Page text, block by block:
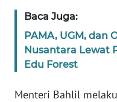
Baca Juga:
PAMA, UGM, dan
Nusantara Lewat
Edu Forest
Menteri Bahlil
PEDOMAN
MEDIA
SIBER
REDAKSI
KARIR